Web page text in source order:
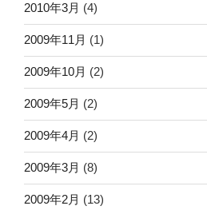
2010年3月 (4)
2009年11月 (1)
2009年10月 (2)
2009年5月 (2)
2009年4月 (2)
2009年3月 (8)
2009年2月 (13)